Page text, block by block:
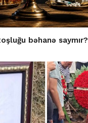
bəhanə saymır?